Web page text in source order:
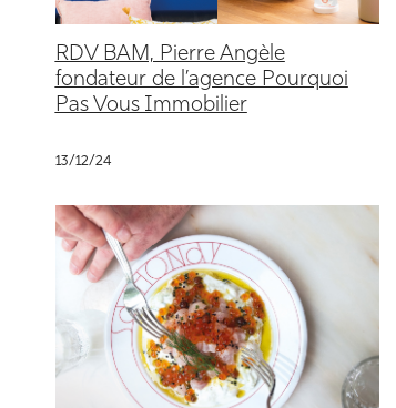
RDV BAM, Pierre Angèle
fondateur de l’agence Pourquoi
Pas Vous Immobilier
13/12/24